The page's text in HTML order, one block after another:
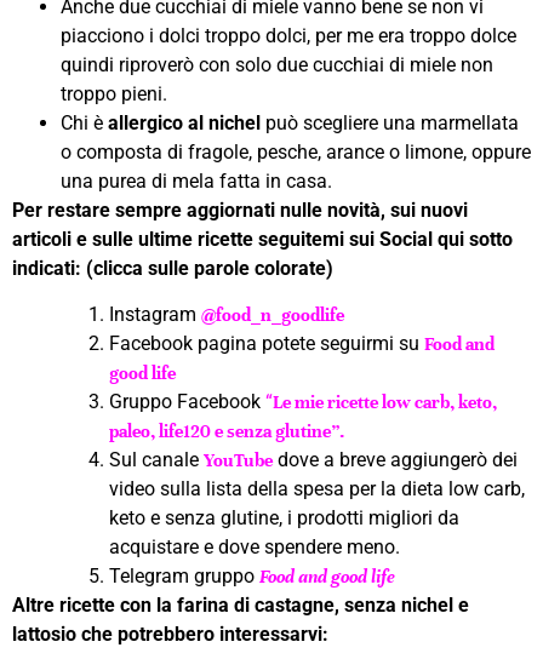
Anche due cucchiai di miele vanno bene se non vi
piacciono i dolci troppo dolci, per me era troppo dolce
quindi riproverò con solo due cucchiai di miele non
troppo pieni.
Chi è allergico al nichel può scegliere una marmellata
o composta di fragole, pesche, arance o limone, oppure
una purea di mela fatta in casa.
Per restare sempre aggiornati nulle novità, sui nuovi
articoli e sulle ultime ricette seguitemi sui Social qui sotto
indicati: (clicca sulle parole colorate)
Instagram @food_n_goodlife
Facebook pagina potete seguirmi su Food and
good life
Gruppo Facebook “Le mie ricette low carb, keto,
paleo, life120 e senza glutine”.
Sul canale YouTube dove a breve aggiungerò dei
video sulla lista della spesa per la dieta low carb,
keto e senza glutine, i prodotti migliori da
acquistare e dove spendere meno.
Telegram gruppo Food and good life
Altre ricette con la farina di castagne, senza nichel e
lattosio che potrebbero interessarvi: